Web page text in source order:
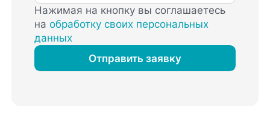
Нажимая на кнопку вы соглашаетесь
наобработку своих персональных
данных
Отправить заявку